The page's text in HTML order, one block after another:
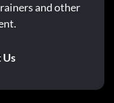
and other